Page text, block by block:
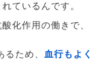
ているんです。
化作用の働きで、
ため、
血行もよく